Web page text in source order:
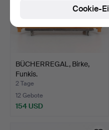
BÜCHERREGAL, Birke,
Funkis.
2 Tage
12 Gebote
154 USD
Cookie-